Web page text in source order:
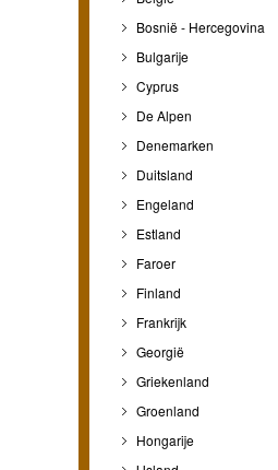
Bosnië - Hercegovina
Bulgarije
Cyprus
De Alpen
Denemarken
Duitsland
Engeland
Estland
Faroer
Finland
Frankrijk
Georgië
Griekenland
Groenland
Hongarije